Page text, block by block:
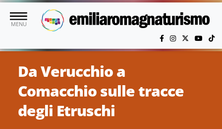
Vai al contenuto principale
MENU
Da Verucchio a
Comacchio sulle tracce
degli Etruschi